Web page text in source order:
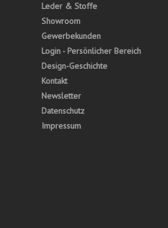
Leder & Stoffe
Showroom
Gewerbekunden
Login - Persönlicher Bereich
Design-Geschichte
Kontakt
Newsletter
Datenschutz
Impressum